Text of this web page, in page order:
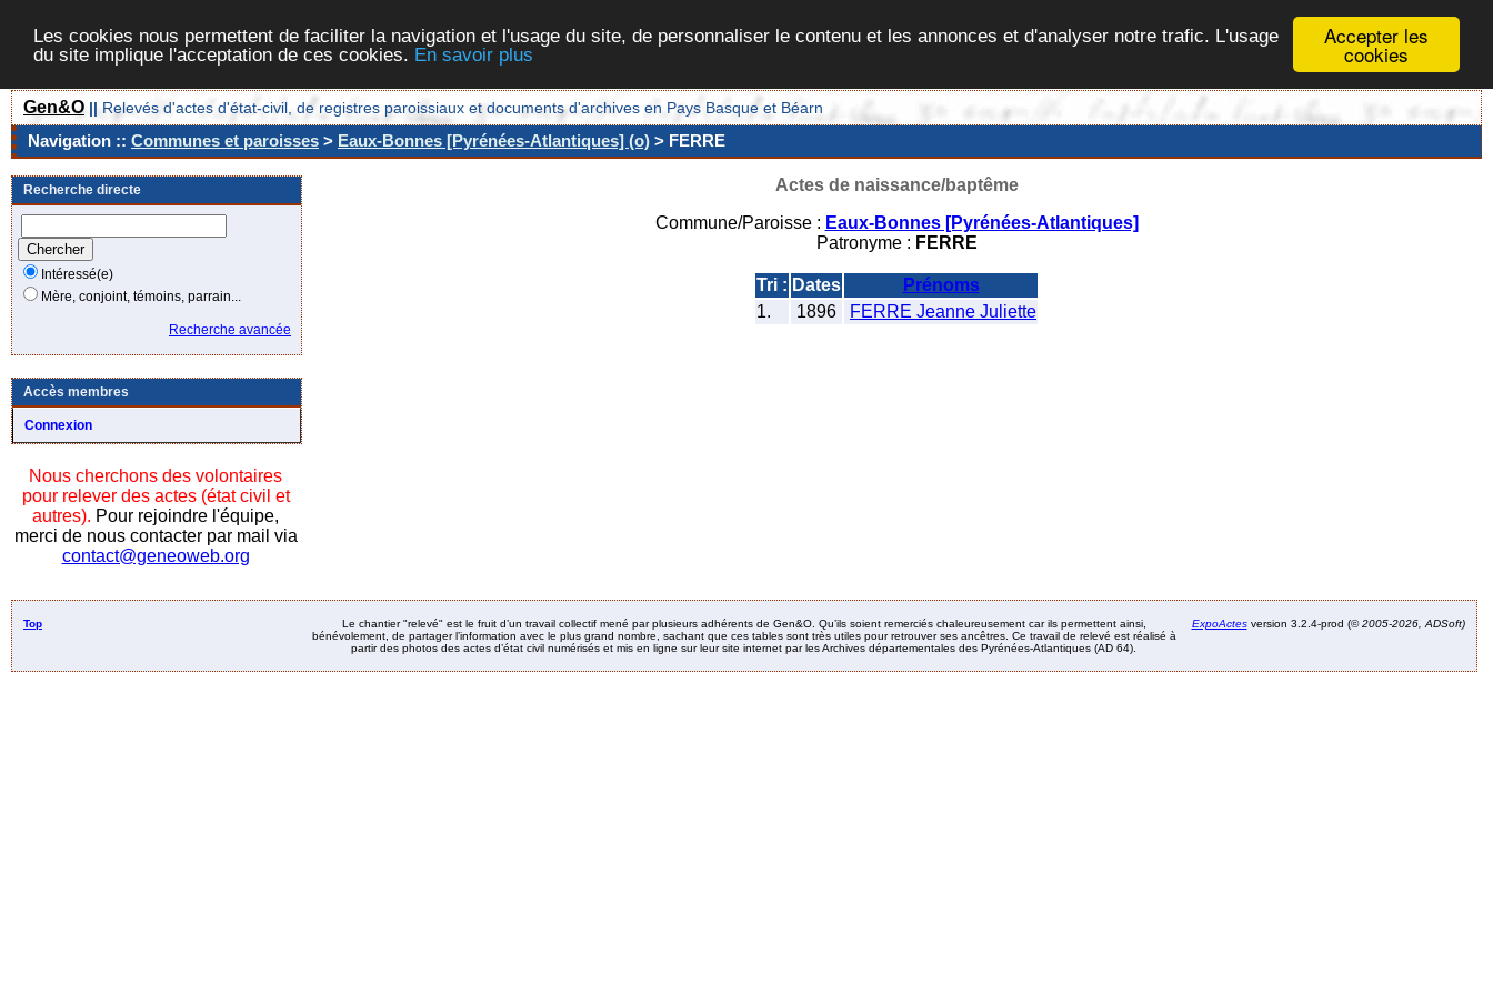
Accepter les
cookies
Les cookies nous permettent de faciliter la navigation et l'usage du site, de personnaliser le contenu et les annonces et d'analyser notre trafic. L'usage
du site implique l'acceptation de ces cookies. En savoir plus
Gen&O || Relevés d'actes d'état-civil, de registres paroissiaux et documents d'archives en Pays Basque et Béarn
Navigation :: Communes et paroisses > Eaux-Bonnes [Pyrénées-Atlantiques] (o) > FERRE
Recherche directe
Intéressé(e)
Mère, conjoint, témoins, parrain...
Recherche avancée
Accès membres
Connexion
Nous cherchons des volontaires
pour relever des actes (état civil et
autres). Pour rejoindre l'équipe,
merci de nous contacter par mail via
contact@geneoweb.org
Actes de naissance/baptême
Commune/Paroisse : Eaux-Bonnes [Pyrénées-Atlantiques]
Patronyme : FERRE
Tri : Dates
Prénoms
1.
1896 FERRE Jeanne Juliette
Top
Le chantier "relevé" est le fruit d’un travail collectif mené par plusieurs adhérents de Gen&O. Qu’ils soient remerciés chaleureusement car ils permettent ainsi,
bénévolement, de partager l’information avec le plus grand nombre, sachant que ces tables sont très utiles pour retrouver ses ancêtres. Ce travail de relevé est réalisé à
partir des photos des actes d’état civil numérisés et mis en ligne sur leur site internet par les Archives départementales des Pyrénées-Atlantiques (AD 64).
ExpoActesversion 3.2.4-prod (©2005-2026, ADSoft)